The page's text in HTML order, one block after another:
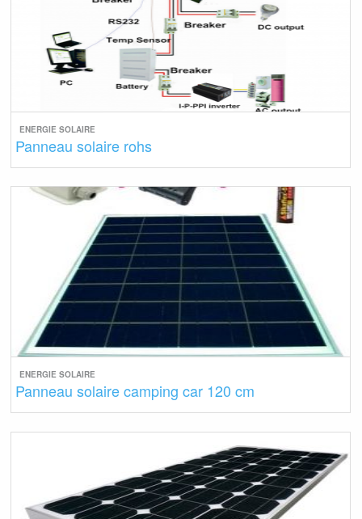
ENERGIE SOLAIRE
Panneau solaire rohs
ENERGIE SOLAIRE
Panneau solaire camping car 120 cm